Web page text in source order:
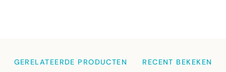
GERELATEERDE PRODUCTEN RECENT BEKEKEN